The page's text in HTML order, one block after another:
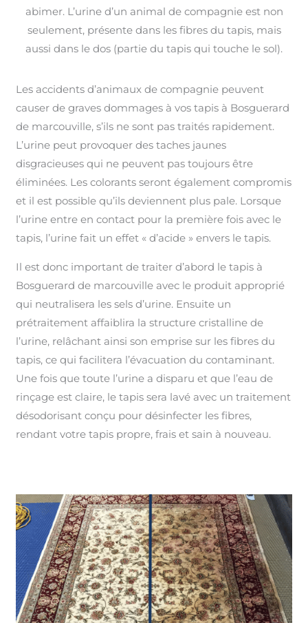
abimer. L’urine d’un animal de compagnie est non
seulement, présente dans les fibres du tapis, mais
aussi dans le dos (partie du tapis qui touche le sol).
Les accidents d’animaux de compagnie peuvent
causer de graves dommages à vos tapis à Bosguerard
de marcouville, s’ils ne sont pas traités rapidement.
L’urine peut provoquer des taches jaunes
disgracieuses qui ne peuvent pas toujours être
éliminées. Les colorants seront également compromis
et il est possible qu’ils deviennent plus pale. Lorsque
l’urine entre en contact pour la première fois avec le
tapis, l’urine fait un effet « d’acide » envers le tapis.
Il est donc important de traiter d’abord le tapis à
Bosguerard de marcouville avec le produit approprié
qui neutralisera les sels d’urine. Ensuite un
prétraitement affaiblira la structure cristalline de
l’urine, relâchant ainsi son emprise sur les fibres du
tapis, ce qui facilitera l’évacuation du contaminant.
Une fois que toute l’urine a disparu et que l’eau de
rinçage est claire, le tapis sera lavé avec un traitement
désodorisant conçu pour désinfecter les fibres,
rendant votre tapis propre, frais et sain à nouveau.